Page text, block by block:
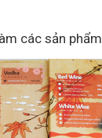
các sản